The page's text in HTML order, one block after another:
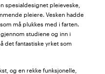
spesialdesignet pleieveske,
pleiere. Vesken hadde
må plukkes med i farten.
studiene og inn i
det fantastiske yrket som
og en rekke funksjonelle,